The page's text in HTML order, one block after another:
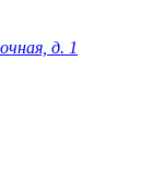
д. 1